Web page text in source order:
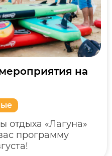
на
отдыха «Лагуна»
программу